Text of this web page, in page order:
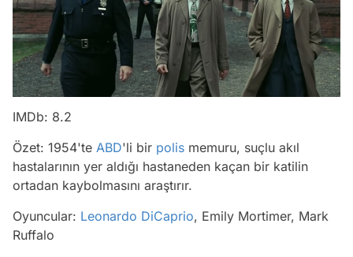
IMDb: 8.2
Özet: 1954'te ABD'li bir polis memuru, suçlu akıl
hastalarının yer aldığı hastaneden kaçan bir katilin
ortadan kaybolmasını araştırır.
Oyuncular: Leonardo DiCaprio, Emily Mortimer, Mark
Ruffalo